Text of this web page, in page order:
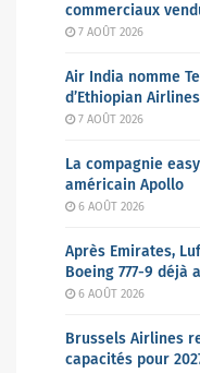
commerciaux
7 AOÛT 2026
Air India nomme
d’Ethiopian
7 AOÛT 2026
La compagnie
américain Apollo
6 AOÛT 2026
Après Emirates,
Boeing 777-9 déjà
6 AOÛT 2026
Brussels Airlines
capacités pour